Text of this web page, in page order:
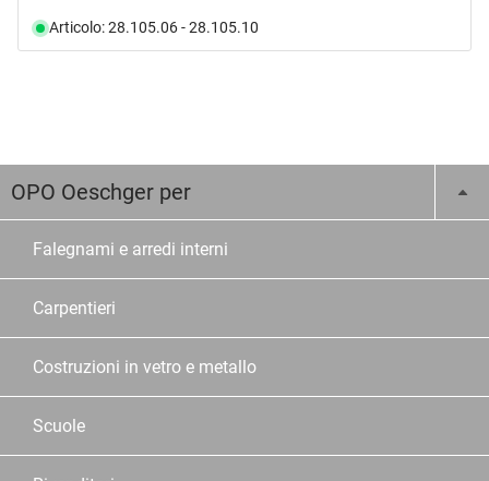
Articolo: 28.105.06 - 28.105.10
OPO Oeschger per
Falegnami e arredi interni
Carpentieri
Costruzioni in vetro e metallo
Scuole